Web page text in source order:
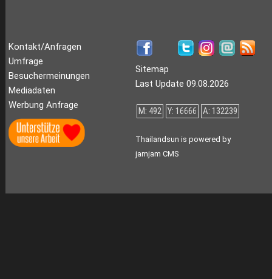
Kontakt/Anfragen
Umfrage
Besuchermeinungen
Mediadaten
Werbung Anfrage
Sitemap
Last Update 09.08.2026
M: 492 Y: 16666 A: 132239
Thailandsun is powered by
jamjam CMS